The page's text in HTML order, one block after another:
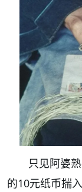
只见阿婆
的10元纸币揣